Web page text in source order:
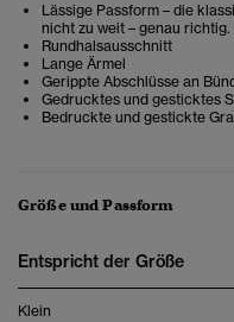
Lässige Passform – die
nicht zu weit – genau
Rundhalsausschnitt
Lange Ärmel
Gerippte Abschlüsse an
Gedrucktes und gesticktes
Bedruckte und gestickte
Größe und Passform
Entspricht der Größe
Klein